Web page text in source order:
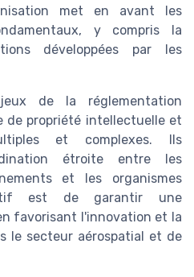
met en avant les
y compris la
développées par les
de la réglementation
de propriété intellectuelle et
et complexes. Ils
étroite entre les
et les organismes
est de garantir une
favorisant l'innovation et la
le secteur aérospatial et de